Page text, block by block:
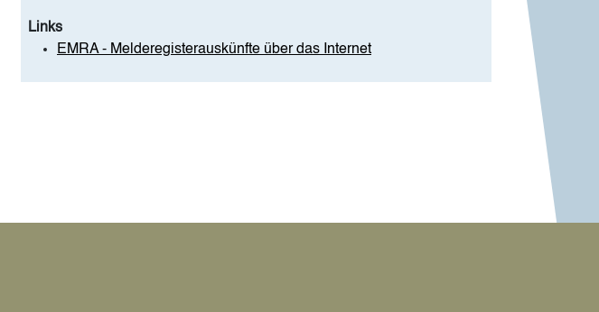
Links
EMRA - Melderegisterauskünfte über das Internet